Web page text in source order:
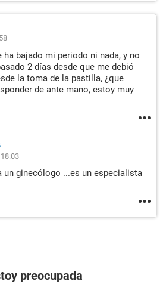
bajado mi periodo ni nada, y no
2 días desde que me debió
la toma de la pastilla, ¿que
de ante mano, estoy muy
un ginecólogo ...es un especialista
preocupada